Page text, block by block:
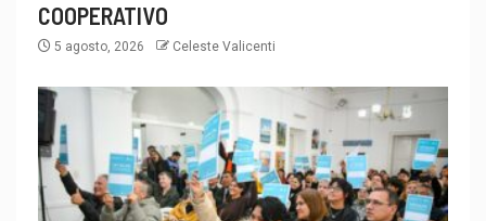
COOPERATIVO
5 agosto, 2026 Celeste Valicenti